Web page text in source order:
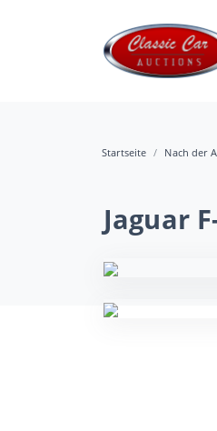
Startseite Nach der
Jaguar